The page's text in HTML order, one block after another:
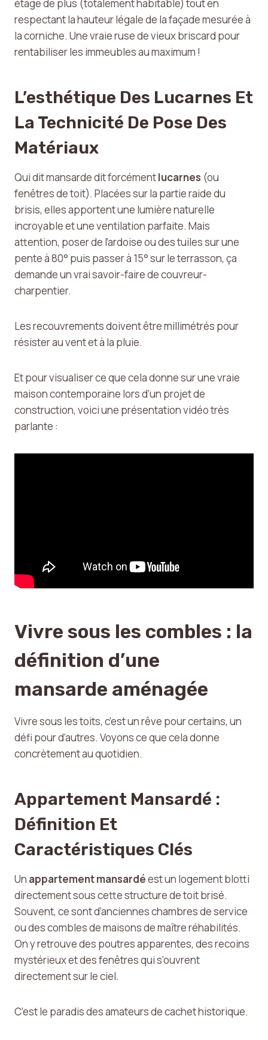
étage de plus (totalement habitable) tout en
respectant la hauteur légale de la façade mesurée à
la corniche. Une vraie ruse de vieux briscard pour
rentabiliser les immeubles au maximum !
L’esthétique Des Lucarnes Et
La Technicité De Pose Des
Matériaux
Qui dit mansarde dit forcémentlucarnes (ou
fenêtres de toit). Placées sur la partie raide du
brisis, elles apportent une lumière naturelle
incroyable et une ventilation parfaite. Mais
attention, poser de l’ardoise ou des tuiles sur une
pente à 80° puis passer à 15° sur le terrasson, ça
demande un vrai savoir-faire de couvreur-
charpentier.
Les recouvrements doivent être millimétrés pour
résister au vent et à la pluie.
Et pour visualiser ce que cela donne sur une vraie
maison contemporaine lors d’un projet de
construction, voici une présentation vidéo très
parlante :
Vivre sous les combles : la
définition d’une
mansarde aménagée
Vivre sous les toits, c’est un rêve pour certains, un
défi pour d’autres. Voyons ce que cela donne
concrètement au quotidien.
Appartement Mansardé :
Définition Et
Caractéristiques Clés
Un appartement mansardéest un logement blotti
directement sous cette structure de toit brisé.
Souvent, ce sont d’anciennes chambres de service
ou des combles de maisons de maître réhabilités.
On y retrouve des poutres apparentes, des recoins
mystérieux et des fenêtres qui s’ouvrent
directement sur le ciel.
C’est le paradis des amateurs de cachet historique.